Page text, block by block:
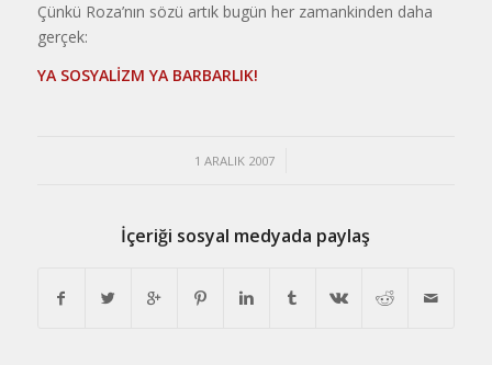
Çünkü Roza’nın sözü artık bugün her zamankinden daha
gerçek:
YA SOSYALİZM YA BARBARLIK!
1 ARALIK 2007
/
İçeriği sosyal medyada paylaş